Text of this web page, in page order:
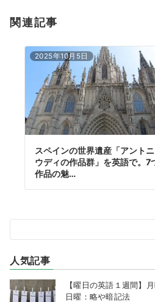
関連記事
2025年10月5日
スペインの世界遺産「アント
ウディの作品群」を英語で。7
作品の魅…
人気記事
【曜日の英語１週間】
日曜：略や暗記法